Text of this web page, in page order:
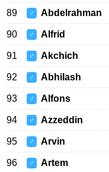
89 ♂ Abdelrahman
90 ♂ Alfrid
91 ♂ Akchich
92 ♂ Abhilash
93 ♂ Alfons
94 ♂ Azzeddin
95 ♂ Arvin
96 ♂ Artem